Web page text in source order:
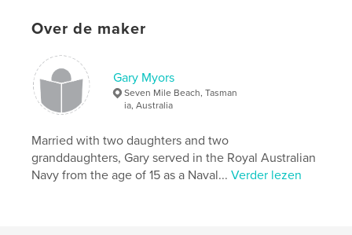
New Guinea , Hiking
Over de maker
Gary Myors
Seven Mile Beach, Tasman
ia, Australia
Married with two daughters and two
granddaughters, Gary served in the Royal Australian
Navy from the age of 15 as a Naval...Verder lezen